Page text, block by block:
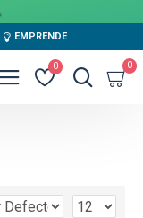
EMPRENDE
0 0